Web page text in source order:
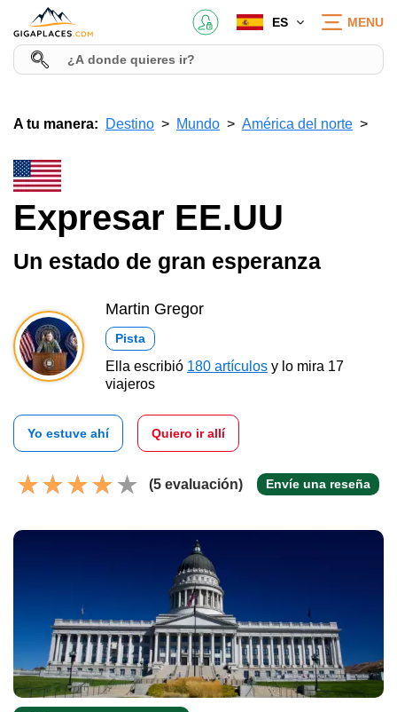
ES MENU
A tu manera: Destino Mundo América del norte
Expresar EE.UU
Un estado de gran esperanza
Martin Gregor
Pista
Ella escribió 180 artículos y lo mira 17
viajeros
Yo estuve ahí Quiero ir allí
(5 evaluación) Envíe una reseña